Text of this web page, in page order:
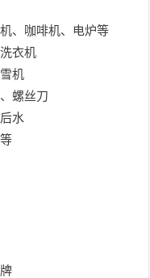
、咖啡机、电炉等
衣机
机
螺丝刀
水